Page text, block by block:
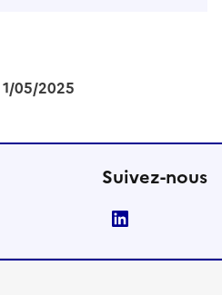
1/05/2025
Suivez-nous